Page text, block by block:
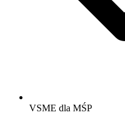
VSME dla MŚP